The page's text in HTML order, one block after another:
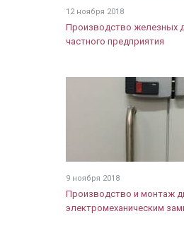
12 ноября 2018
Производство железных
частного предприятия
9 ноября 2018
Производство и монтаж
электромеханическим